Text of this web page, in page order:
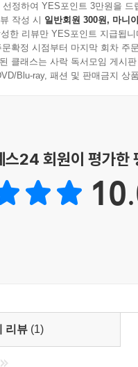
의 영어 92
정하여 YES포인트 3만원을 드
작성 시 일반회원 300원, 마니
한 리뷰만 YES포인트 지급됩니
확정 시점부터 마지막 회차 주
클래스는 사락 독서모임 게시
Blu-ray, 패션 및 판매금지 상
스24 회원이 평가한
리뷰 (1)